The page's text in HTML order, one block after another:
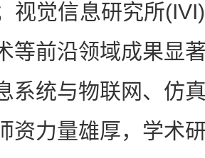
视觉信息研究所
等前沿领域成果显
系统与物联网、仿
资力量雄厚，学术